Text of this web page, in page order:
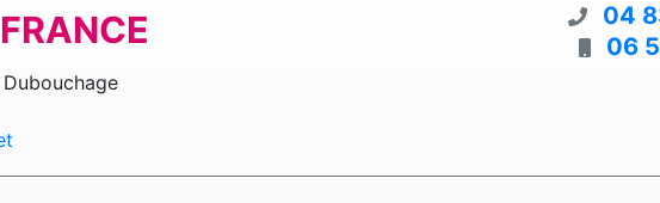
04
06